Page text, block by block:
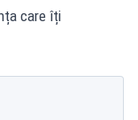
care îți